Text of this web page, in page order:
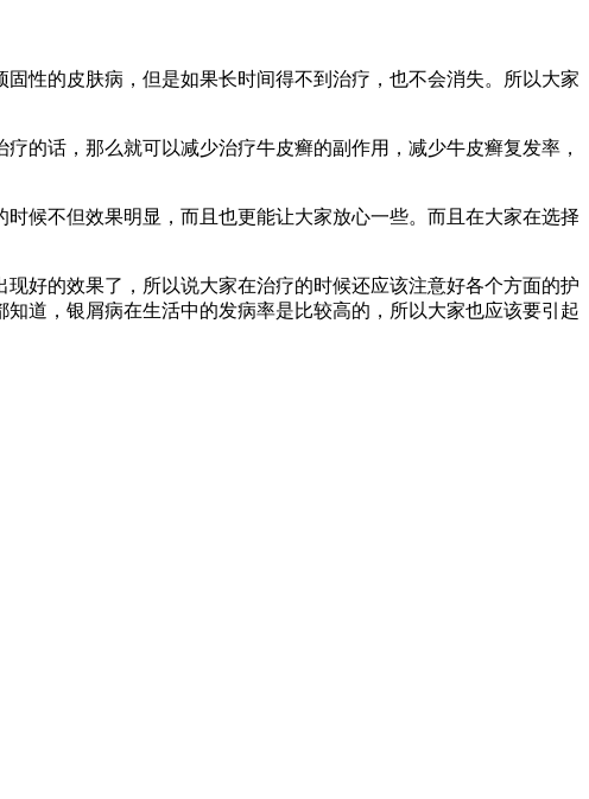
性的皮肤病，但是如果长时间得不到治疗，也不会消失。所以大家
的话，那么就可以减少治疗牛皮癣的副作用，减少牛皮癣复发率，
候不但效果明显，而且也更能让大家放心一些。而且在大家在选择
好的效果了，所以说大家在治疗的时候还应该注意好各个方面的护
道，银屑病在生活中的发病率是比较高的，所以大家也应该要引起